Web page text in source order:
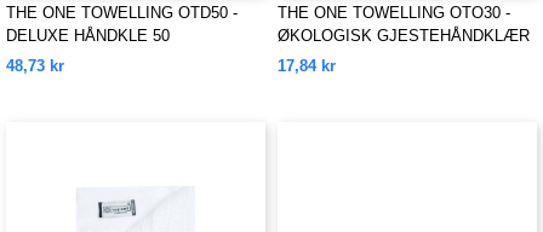
THE ONE TOWELLING OTD50 -
DELUXE HÅNDKLE 50
48,73 kr
THE ONE TOWELLING OTO30 -
ØKOLOGISK GJESTEHÅNDKLÆR
17,84 kr